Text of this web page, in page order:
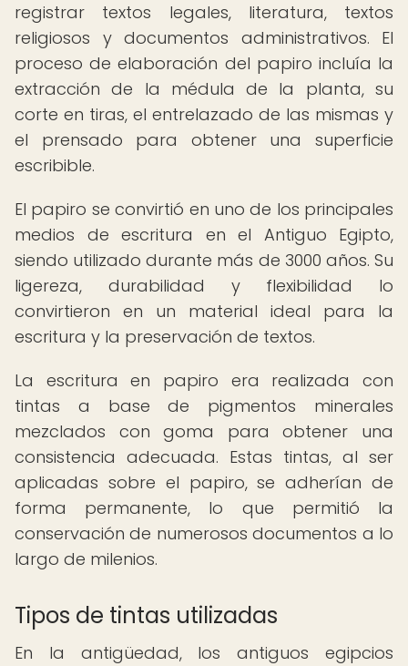
registrar textos legales, literatura, textos
religiosos y documentos administrativos. El
proceso de elaboración del papiro incluía la
extracción de la médula de la planta, su
corte en tiras, el entrelazado de las mismas y
el prensado para obtener una superficie
escribible.
El papiro se convirtió en uno de los principales
medios de escritura en el Antiguo Egipto,
siendo utilizado durante más de 3000 años. Su
ligereza, durabilidad y flexibilidad lo
convirtieron en un material ideal para la
escritura y la preservación de textos.
La escritura en papiro era realizada con
tintas a base de pigmentos minerales
mezclados con goma para obtener una
consistencia adecuada. Estas tintas, al ser
aplicadas sobre el papiro, se adherían de
forma permanente, lo que permitió la
conservación de numerosos documentos a lo
largo de milenios.
Tipos de tintas utilizadas
En la antigüedad, los antiguos egipcios